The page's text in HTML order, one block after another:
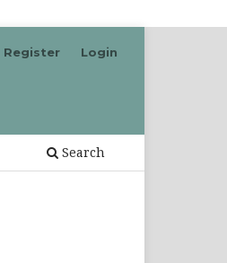
Search
Register Login